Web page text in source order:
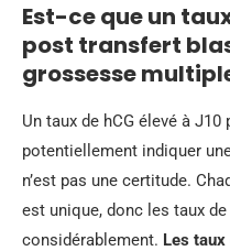
Est-ce que un
post transfert
grossesse
Un taux de hCG élevé à
potentiellement indiquer
n’est pas une certitude.
est unique, donc les taux
considérablement. Les taux